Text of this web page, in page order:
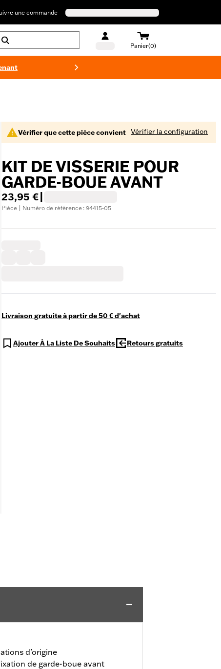
une commande
Panier(0)
Vérifier que cette pièce convient Vérifier la configuration
KIT DE VISSERIE POUR
GARDE-BOUE AVANT
23,95 €
Pièce | Numéro de référence : 94415-05
Livraison gratuite à partir de 50 € d'achat
Ajouter À La Liste De Souhaits Retours gratuits
d’origine
de garde-boue avant